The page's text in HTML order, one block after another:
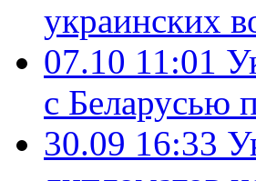
украинских
07.10 11:01
с Беларусью
30.09 16:33